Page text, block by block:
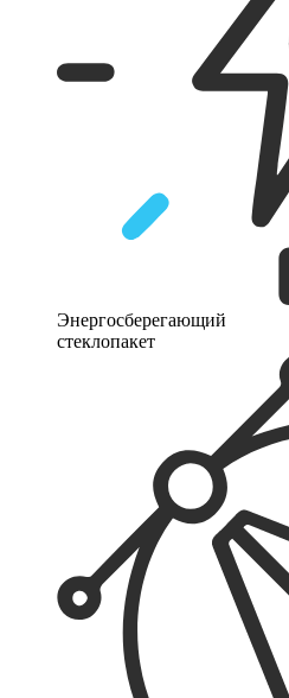
Энергосберегающий
стеклопакет